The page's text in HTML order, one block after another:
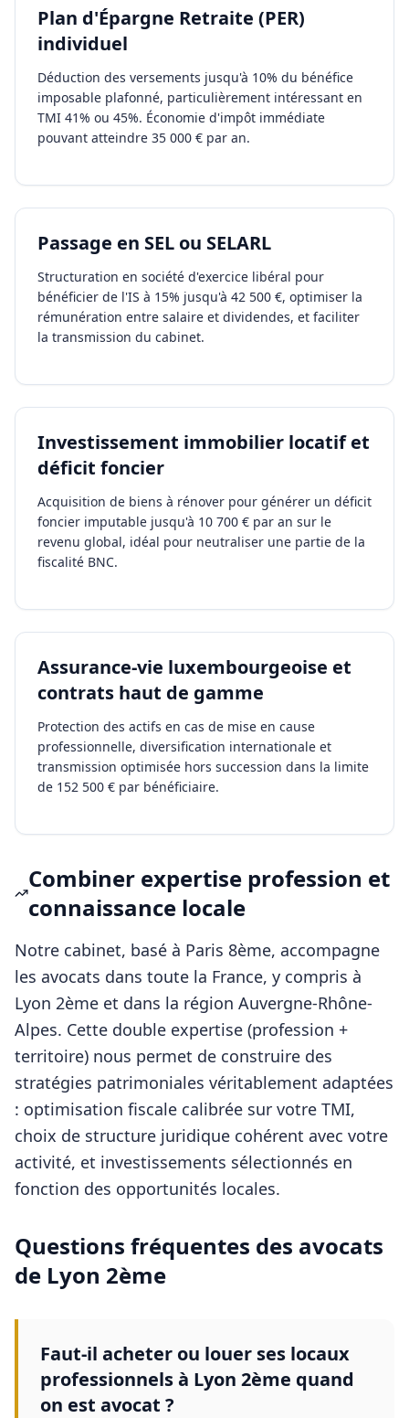
Plan d'Épargne Retraite (PER)
individuel
Déduction des versements jusqu'à 10% du bénéfice
imposable plafonné, particulièrement intéressant en
TMI 41% ou 45%. Économie d'impôt immédiate
pouvant atteindre 35 000 € par an.
Passage en SEL ou SELARL
Structuration en société d'exercice libéral pour
bénéficier de l'IS à 15% jusqu'à 42 500 €, optimiser la
rémunération entre salaire et dividendes, et faciliter
la transmission du cabinet.
Investissement immobilier locatif et
déficit foncier
Acquisition de biens à rénover pour générer un déficit
foncier imputable jusqu'à 10 700 € par an sur le
revenu global, idéal pour neutraliser une partie de la
fiscalité BNC.
Assurance-vie luxembourgeoise et
contrats haut de gamme
Protection des actifs en cas de mise en cause
professionnelle, diversification internationale et
transmission optimisée hors succession dans la limite
de 152 500 € par bénéficiaire.
Combiner expertise profession et
connaissance locale
Notre cabinet, basé à Paris 8ème, accompagne
les avocats dans toute la France, y compris à
Lyon 2ème et dans la région Auvergne-Rhône-
Alpes. Cette double expertise (profession +
territoire) nous permet de construire des
stratégies patrimoniales véritablement adaptées
: optimisation fiscale calibrée sur votre TMI,
choix de structure juridique cohérent avec votre
activité, et investissements sélectionnés en
fonction des opportunités locales.
Questions fréquentes des avocats
de Lyon 2ème
Faut-il acheter ou louer ses locaux
professionnels à Lyon 2ème quand
on est avocat ?